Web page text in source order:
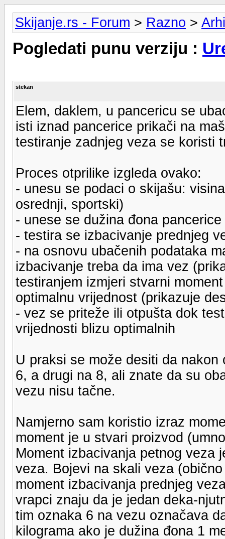
Skijanje.rs - Forum > Razno >
Pogledati punu verziju :
stekan
Elem, daklem, u pancericu se
isti iznad pancerice prikači na
testiranje zadnjeg veza se koristi
Proces otprilike izgleda ovako:
- unesu se podaci o skijašu:
osrednji, sportski)
- unese se dužina đona pancerice
- testira se izbacivanje prednjeg
- na osnovu ubačenih podataka
izbacivanje treba da ima vez
testiranjem izmjeri stvarni
optimalnu vrijednost (prikazuje
- vez se priteže ili otpušta dok
vrijednosti blizu optimalnih
U praksi se može desiti da
6, a drugi na 8, ali znate da su
vezu nisu tačne.
Namjerno sam koristio izraz
moment je u stvari proizvod
Moment izbacivanja petnog veza
veza. Bojevi na skali veza
moment izbacivanja prednjeg
vrapci znaju da je jedan deka-
tim oznaka 6 na vezu označava
kilograma ako je dužina đona 1